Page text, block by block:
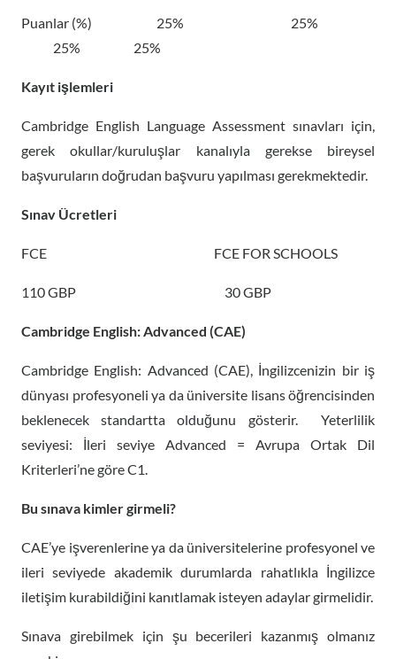
Puanlar (%) 25% 25%
25% 25%
Kayıt işlemleri
Cambridge English Language Assessment sınavları için,
gerek okullar/kuruluşlar kanalıyla gerekse bireysel
başvuruların doğrudan başvuru yapılması gerekmektedir.
Sınav Ücretleri
FCE FCE FOR SCHOOLS
110 GBP 30 GBP
Cambridge English: Advanced (CAE)
Cambridge English: Advanced (CAE), İngilizcenizin bir iş
dünyası profesyoneli ya da üniversite lisans öğrencisinden
beklenecek standartta olduğunu gösterir. Yeterlilik
seviyesi: İleri seviye Advanced = Avrupa Ortak Dil
Kriterleri’ne göre C1.
Bu sınava kimler girmeli?
CAE’ye işverenlerine ya da üniversitelerine profesyonel ve
ileri seviyede akademik durumlarda rahatlıkla İngilizce
iletişim kurabildiğini kanıtlamak isteyen adaylar girmelidir.
Sınava girebilmek için şu becerileri kazanmış olmanız